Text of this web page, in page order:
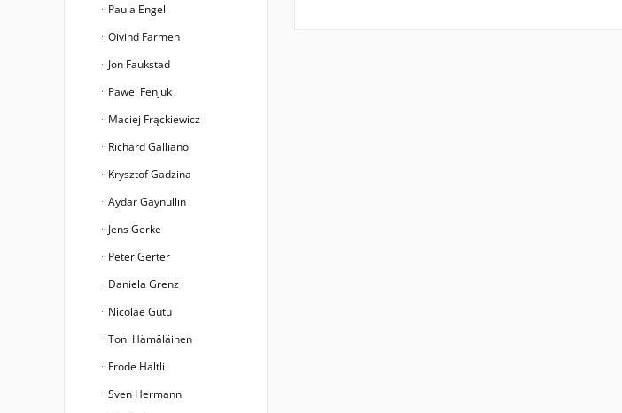
Paula Engel
Oivind Farmen
Jon Faukstad
Pawel Fenjuk
Maciej Frąckiewicz
Richard Galliano
Krysztof Gadzina
Aydar Gaynullin
Jens Gerke
Peter Gerter
Daniela Grenz
Nicolae Gutu
Toni Hämäläinen
Frode Haltli
Sven Hermann